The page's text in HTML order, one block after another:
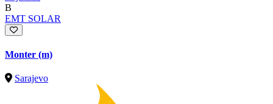
B
EMT SOLAR
Monter (m)
Sarajevo